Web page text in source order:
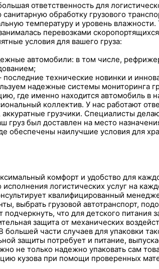
ответственность для
обработку грузового
температуру и уровень влажности.
перевозками
условия для вашего груза:
автомобили: в том числе,
последние технические новинки и
надежные системы мониторинга
где именно находится автомобиль в
коллектив. У нас работают
грузчики. Специалисты
груз был доставлен на место
обеспечены наилучшие условия для
комфорт и удобство для
логистических услуг на
квалифицированный
выбрать грузовой автотранспорт,
что для детского питания
защита от механических
части случаев для упаковки
защиты потребует и питание,
не только надежно упаковать сам
кузова при помощи проверенных